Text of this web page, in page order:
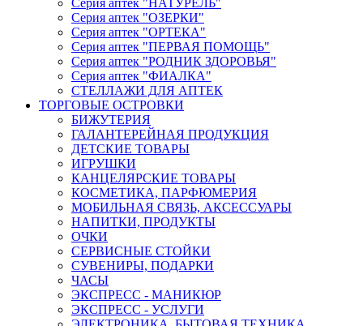
Серия аптек "ОЗЕРКИ"
Серия аптек "ОРТЕКА"
Серия аптек "ПЕРВАЯ ПОМОЩЬ"
Серия аптек "РОДНИК ЗДОРОВЬЯ"
Серия аптек "ФИАЛКА"
СТЕЛЛАЖИ ДЛЯ АПТЕК
ТОРГОВЫЕ ОСТРОВКИ
БИЖУТЕРИЯ
ГАЛАНТЕРЕЙНАЯ ПРОДУКЦИЯ
ДЕТСКИЕ ТОВАРЫ
ИГРУШКИ
КАНЦЕЛЯРСКИЕ ТОВАРЫ
КОСМЕТИКА, ПАРФЮМЕРИЯ
МОБИЛЬНАЯ СВЯЗЬ, АКСЕССУАРЫ
НАПИТКИ, ПРОДУКТЫ
ОЧКИ
СЕРВИСНЫЕ СТОЙКИ
СУВЕНИРЫ, ПОДАРКИ
ЧАСЫ
ЭКСПРЕСС - МАНИКЮР
ЭКСПРЕСС - УСЛУГИ